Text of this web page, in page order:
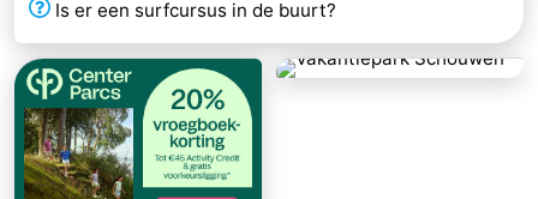
Is er een surfcursus in de buurt?